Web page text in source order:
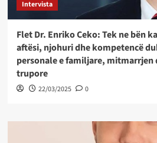
Intervista
Flet Dr. Enriko Ceko: Tek ne bën
aftësi, njohuri dhe kompetencë
personale e familjare, mitmarrjen
trupore
22/03/2025 0